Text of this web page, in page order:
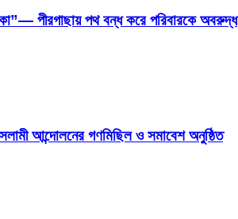
পীরগাছায় পথ বন্ধ করে পরিবারকে অবরুদ্ধ
আন্দোলনের গণমিছিল ও সমাবেশ অনুষ্ঠিত